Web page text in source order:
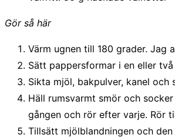
Gör så här
Värm ugnen till 180 grader. Jag
Sätt pappersformar i en eller
Sikta mjöl, bakpulver, kanel
Häll rumsvarmt smör och
gången och rör efter varje. Rör
Tillsätt mjölblandningen och